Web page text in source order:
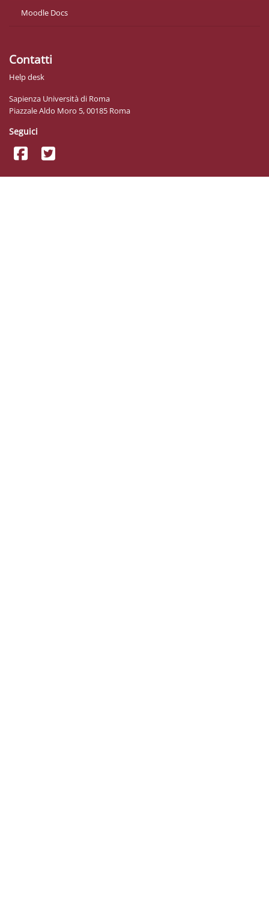
Moodle Docs
Contatti
Help desk
Sapienza Università di Roma
Piazzale Aldo Moro 5, 00185 Roma
Seguici